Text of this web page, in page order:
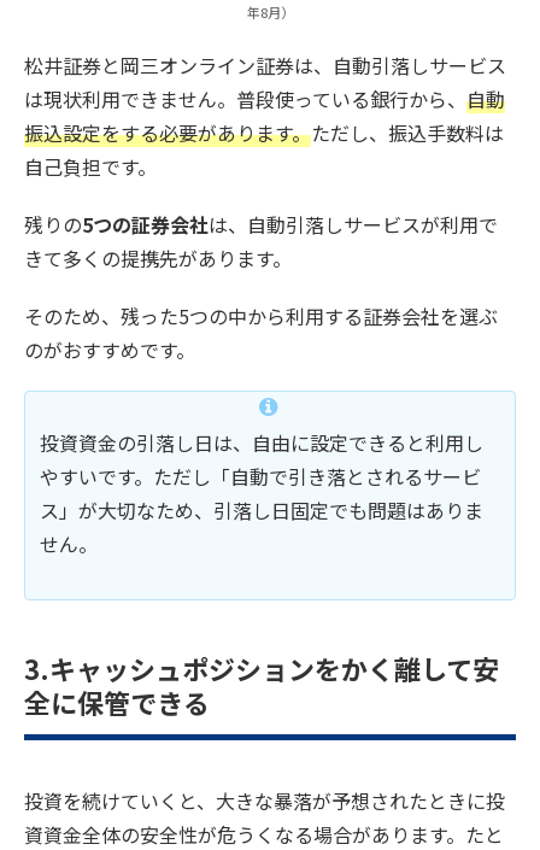
年8月）
松井証券と岡三オンライン証券は、自動引落しサービス
は現状利用できません。普段使っている銀行から、 自動
振込設定をする必要があります。ただし、振込手数料は
自己負担です。
残りの5つの証券会社は、自動引落しサービスが利用で
きて多くの提携先があります。
そのため、残った5つの中から利用する証券会社を選ぶ
のがおすすめです。
投資資金の引落し日は、自由に設定できると利用し
やすいです。ただし「自動で引き落とされるサービ
ス」が大切なため、引落し日固定でも問題はありま
せん。
3.キャッシュポジションをかく離して安
全に保管できる
投資を続けていくと、大きな暴落が予想されたときに投
資資金全体の安全性が危うくなる場合があります。たと